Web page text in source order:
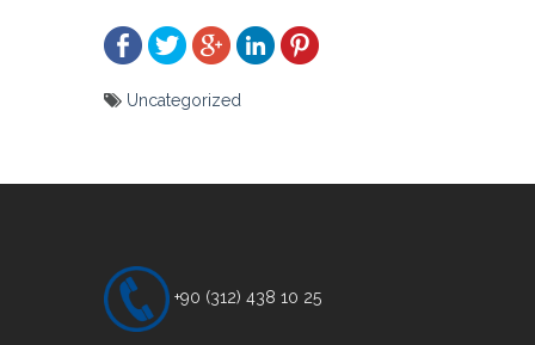
Uncategorized
+90 (312) 438 10 25